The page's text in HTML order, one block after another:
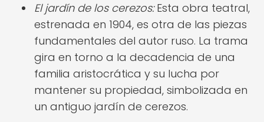
El jardín de los cerezos:Esta obra teatral,
estrenada en 1904, es otra de las piezas
fundamentales del autor ruso. La trama
gira en torno a la decadencia de una
familia aristocrática y su lucha por
mantener su propiedad, simbolizada en
un antiguo jardín de cerezos.